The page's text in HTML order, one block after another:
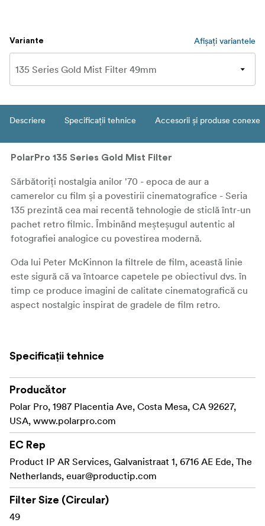
Variante Afișați variantele
Descriere Specificații tehnice Accesorii și produse conexe
PolarPro 135 Series Gold Mist Filter
Sărbătoriți nostalgia anilor '70 - epoca de aur a
camerelor cu film și a povestirii cinematografice - Seria
135 prezintă cea mai recentă tehnologie de sticlă într-un
pachet retro filmic. Îmbinând meșteșugul autentic al
fotografiei analogice cu povestirea modernă.
Oda lui Peter McKinnon la filtrele de film, această linie
este sigură că va întoarce capetele pe obiectivul dvs. în
timp ce produce imagini de calitate cinematografică cu
aspect nostalgic inspirat de gradele de film retro.
film nostalgice.
În interiorul fiecărui capac de filtru din seria 135, veți găsi
o foaie de înșelăciune rapidă Sunny 16 Rule.
Concepută pentru ajustări fără efort ale expunerii, este
ghidul dvs. pentru capturarea fotografiilor perfecte în
orice condiții de iluminare.
Caracteristici:
Gold Mist Creează un aspect Kodak Gold Film cu
reducerea contrastului în evidențe și adaugă o
Specificații tehnice
Producător
Polar Pro, 1987 Placentia Ave, Costa Mesa, CA 92627,
USA, www.polarpro.com
EC Rep
Product IP AR Services, Galvanistraat 1, 6716 AE Ede, The
Netherlands, euar@productip.com
Filter Size (Circular)
49